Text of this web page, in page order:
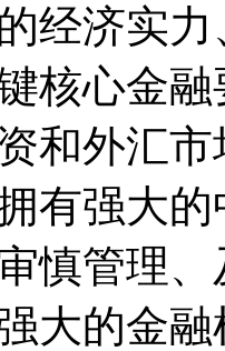
经济实
核心金
和外汇
有强大
慎管理
大的金